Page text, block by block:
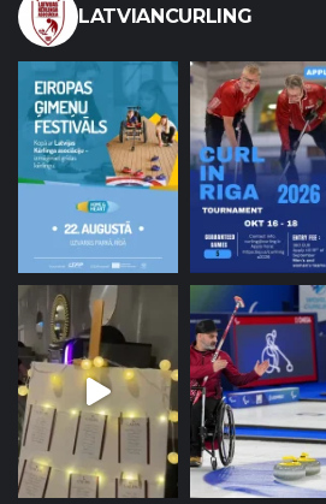
LATVIANCURLING